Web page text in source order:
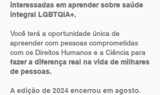
interessadas em aprender sobre saúde
integral LGBTQIA+.
Você terá a oportunidade única de
apreender com pessoas comprometidas
com os Direitos Humanos e a Ciência para
fazer a diferença real na vida de milhares
de pessoas.
A edição de 2024 encerrou em agosto.